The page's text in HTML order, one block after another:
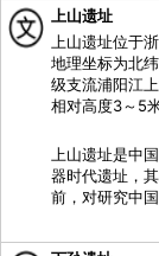
上山遗址
上山遗址位于
地理坐标为北
级支流浦阳江
相对高度3～5
上山遗址是中
器时代遗址，
前，对研究中